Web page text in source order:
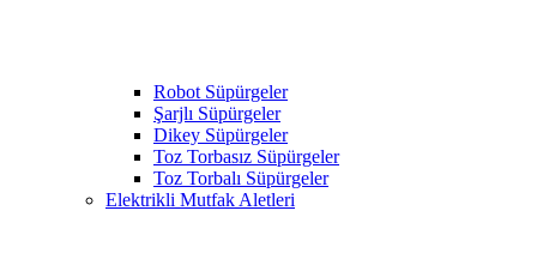
Robot Süpürgeler
Şarjlı Süpürgeler
Dikey Süpürgeler
Toz Torbasız Süpürgeler
Toz Torbalı Süpürgeler
Elektrikli Mutfak Aletleri